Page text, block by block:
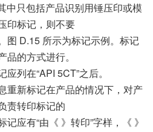
中只包括产品识别用锤压印或模
印标记，则不要
图 D.15 所示为标记示例。标记
的方式进行。
列在“API 5CT”之后。
重新标记在产品的情况下，对产
责转印标记的
应有“由《 》转印”字样，《 》